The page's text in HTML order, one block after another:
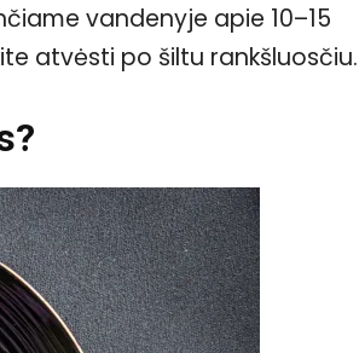
vandenyje apie 10–15
atvėsti po šiltu rankšluosčiu.